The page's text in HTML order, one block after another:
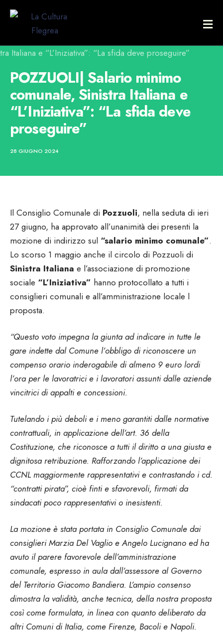
POZZUOLI| Salario minimo
comunale, Sinistra Italiana e
“L’Iniziativa”: “La sfida deve
proseguire”
28 GIUGNO 2024
Il Consiglio Comunale di Pozzuoli, nella seduta di ieri
27 giugno, ha approvato all’unanimità dei presenti la
mozione di indirizzo sul “salario minimo comunale”.
Lo scorso 1 maggio anche il circolo di Pozzuoli di
Sinistra Italiana e l’associazione di promozione
sociale “L’Iniziativa” hanno protocollato a tutti i
consiglieri comunali e all’amministrazione locale l
proposta.
“Questo voto impegna la giunta ad indicare in tutte le
gare indette dal Comune l’obbligo di riconoscere un
compenso orario inderogabile di almeno 9 euro lordi
l’ora per le lavoratrici e i lavoratori assunti dalle aziende
vincitrici di appalti e concessioni.
Tutelando i più deboli e i meno garantiti dalle normative
contrattuali, in applicazione dell’art. 36 della
Costituzione, che riconosce a tutti il diritto a una giusta e
dignitosa retribuzione. Rafforzando l’applicazione dei
CCNL maggiormente rappresentativi e contrastando i cd.
“contratti pirata”, cioè finti e sfavorevoli, firmati da
sindacati poco rappresentativi o inesistenti.
La mozione è stata portata in Consiglio Comunale dai
consiglieri Marzia Del Vaglio e Angelo Lucignano ed ha
avuto il parere favorevole dell’amministrazione
comunale, espresso in aula dall’assessore al Governo
del Territorio Giacomo Bandiera. L’ampio consenso
dimostra la validità, anche tecnica, della nostra proposta
così come formulata, in linea con quanto deliberato da
altri Comuni di Italia, come Firenze, Bacoli e Napoli.